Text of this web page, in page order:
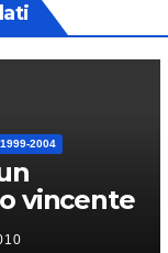
2004
vincente